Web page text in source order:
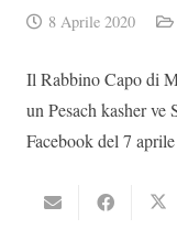
8 Aprile 2020
Il Rabbino Capo di
un Pesach kasher
Facebook del 7